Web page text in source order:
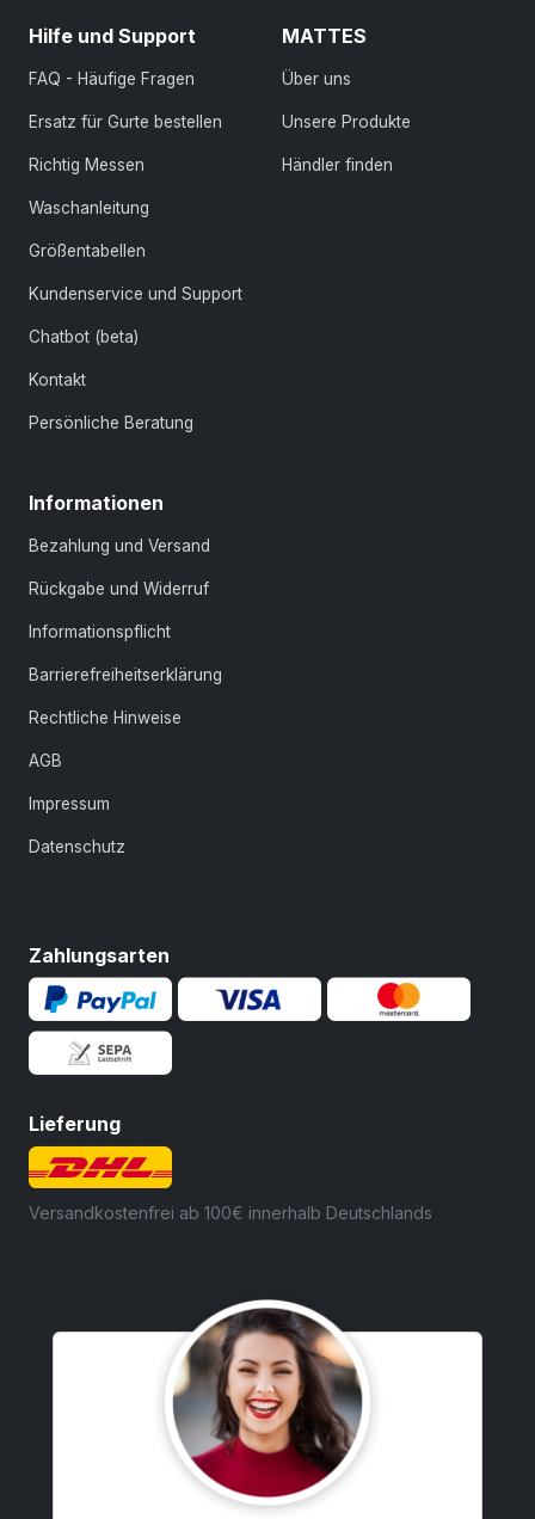
Hilfe und Support
FAQ - Häufige Fragen
Ersatz für Gurte bestellen
Richtig Messen
Waschanleitung
Größentabellen
Kundenservice und Support
Chatbot (beta)
Kontakt
Persönliche Beratung
MATTES
Über uns
Unsere Produkte
Händler finden
Informationen
Bezahlung und Versand
Rückgabe und Widerruf
Informationspflicht
Barrierefreiheitserklärung
Rechtliche Hinweise
AGB
Impressum
Datenschutz
Zahlungsarten
Lieferung
Versandkostenfrei ab 100€ innerhalb Deutschlands